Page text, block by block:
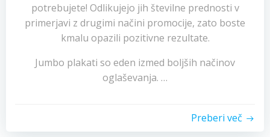
potrebujete! Odlikujejo jih številne prednosti v
primerjavi z drugimi načini promocije, zato boste
kmalu opazili pozitivne rezultate.
Jumbo plakati so eden izmed boljših načinov
oglaševanja. …
Preberi več